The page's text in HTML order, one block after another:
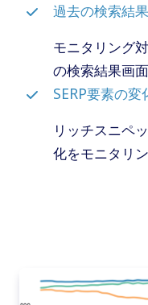
過去の検索結
モニタリング
の検索結果画
SERP要素の変
リッチスニペ
化をモニタリ